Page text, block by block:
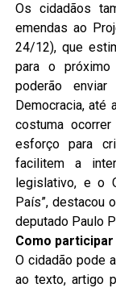
Os cidadãos
emendas ao
24/12), que
para o próximo
poderão
Democracia, até
costuma
esforço para
facilitem a
legislativo, e o
País”, destacou
deputado Paulo
Como participar
O cidadão pode
ao texto, artigo